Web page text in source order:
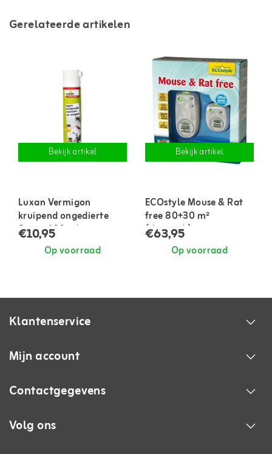
Gerelateerde artikelen
Bekijk artikel
Luxan Vermigon
kruipend ongedierte
Spray 400 ml
€10,95
Op voorraad
Bekijk artikel
ECOstyle Mouse & Rat
free 80+30 m²
(duopack)
€63,95
Op voorraad
Klantenservice
Mijn account
Contactgegevens
Volg ons